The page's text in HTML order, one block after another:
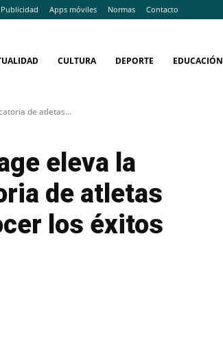
Publicidad Apps móviles Normas Contacto
CULTURA DEPORTE EDUCACIÓN
de atletas...
eleva la
de atletas
los éxitos